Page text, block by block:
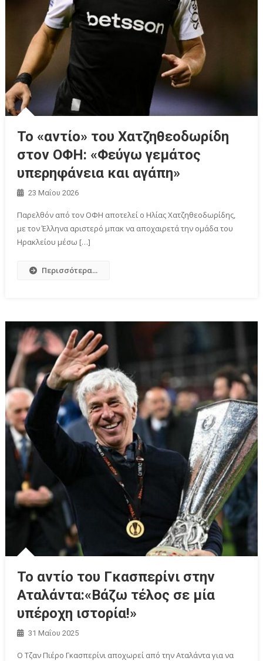
Το «αντίο» του Χατζηθεοδωρίδη
στον ΟΦΗ: «Φεύγω γεμάτος
υπερηφάνεια και αγάπη»
23 Μαΐου 2026
Παρελθόν από τον ΟΦΗ αποτελεί ο Ηλίας Χατζηθεοδωρίδης,
με τον Έλληνα αριστερό μπακ να αποχαιρετά την ομάδα του
Ηρακλείου μέσω […]
Περισσότερα...
To αντίο του Γκασπερίνι στην
Αταλάντα:«Βάζω τέλος σε μία
υπέροχη ιστορία!»
31 Μαΐου 2025
Ο Τζαν Πιέρο Γκασπερίνι αποχωρεί από την Αταλάντα για να